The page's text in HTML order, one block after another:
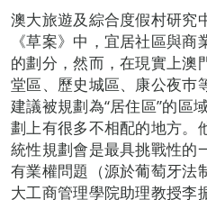
澳大旅遊及綜合度假村研究
《草案》中，宜居社區與
的劃分，然而，在現實上澳
堂區、歷史城區、康公夜巿
建議被規劃為“居住區”的區
劃上有很多不相配的地方。
統性規劃會是最具挑戰性的
有業權問題（源於葡萄牙法
大工商管理學院助理教授李